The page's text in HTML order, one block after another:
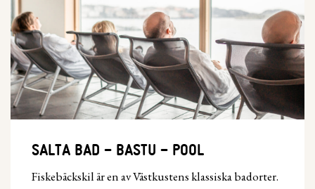
SALTA BAD – BASTU – POOL
Fiskebäckskil är en av Västkustens klassiska badorter.